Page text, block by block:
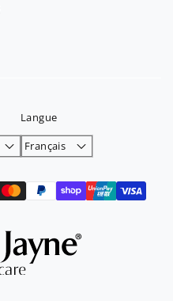
Langue
Français